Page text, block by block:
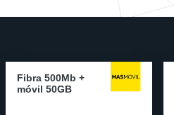
Fibra 500Mb +
móvil 50GB